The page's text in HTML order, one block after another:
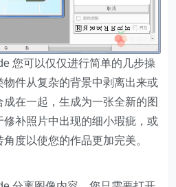
您可以仅仅进行简单的几步操
件从复杂的背景中剥离出来或
在一起，生成为一张全新的图
修补照片中出现的细小瑕疵，或
度以使您的作品更加完美。